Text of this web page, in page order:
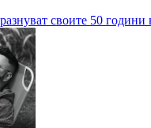
своите 50 години